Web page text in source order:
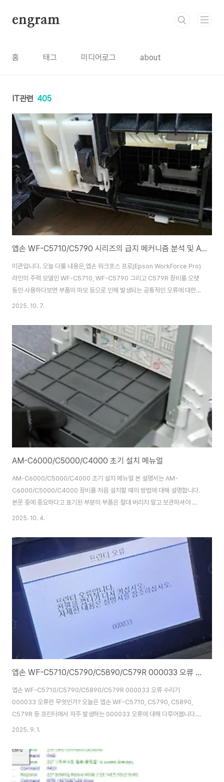
engram
홈 태그 미디어로그 about
IT관련 405
엡손 WF-C5710/C5790 시리즈의 급지 메커니즘 분석 및 ASF 어셈블리 클러치 파손 정밀 수리 보고서
미관입니다. 오늘 다룰 내용은,엡손 워크포스 프로(Epson WorkForce Pro)
라인의 주력 모델인 WF-C5710, WF-C5790 그리고 C579R 장비를 오랫
동안 사용하다보면 부품의 마모 등으로 인해 발생되는 공통적인 오류에 대한
기술적 분석과 수리 결과 보고입니다. 특히 장비를 대량으로 운용하는 기업이
ASF 어셈블리 클러치 파손으로 인한 급지 롤러 구동 실패최근 입고된 WF-
C57XX 시리즈 장비에서 동일한 증상이 확인되었습니다.바로 용지 급지 시 롤
러가 구동되지 않고 멈춰버리는 현상입니다. 이는 급지 롤러 자체의 문제가 아
니라, 롤러에 동력을 전달하는 핵심 부품인 ASF 어셈블리(Automatic
Shee..
2025. 10. 7.
AM-C6000/C5000/C4000 초기 설치 메뉴얼
AM-C6000/C5000/C4000 초기 설치 메뉴얼 본 설명서는 AM-
C6000/C5000/C4000 장비를 처음 설치할 때의 방법에 대해 설명합니다.
본문 중에 중요하다고 표기된 부분의 부품은 절대 버리지 말고 보관하셔야 합
니다. 포장 풀기 절차PP 밴드의 루프 쪽 끝을 잡고 들어 올려 두 개의 PP 밴드
거하세요. 모서리 각도 4개를 제거합니다. 관절 2개를 제거하세요. 포장 상자
를 위쪽으로 제거하세요. 비닐봉지를 제거하세요. 쿠션재를 제거하세요. 테이
프를 떼어내고 액세서리 상자를 꺼내세요. 본체 아래의 비닐 시트를 본체에 고
정하고 있는 파란색 테이..
2025. 10. 4.
엡손 WF-C5710/C5790/C5890/C579R 000033 오류 수리기
엡손 WF-C5710/C5790/C5890/C579R 000033 오류 수리기
000033 오류란 무엇인가? 오늘은 엡손 WF-C5710, C5790, C5890,
C579R 등 프린터에서 자주 발생하는 000033 오류에 대해 다루어봅니다.
이 오류는 CR(Carriage, 캐리지) 모터 계통의 치명적인 고장으로, 발생 시 프
를 다시 사용할 수 있는 치명적 오류라 할 수 있습니다. 오류의 주요 원인과 분
류 000033 오류는 CR모터의 과부하, 모터 구동 불능, 이물질로 인한 저항,
인코더 센서 불량 등 다양한 원인에서 비롯됩니다. 비슷하게 자주 언급되는
2025. 9. 1.